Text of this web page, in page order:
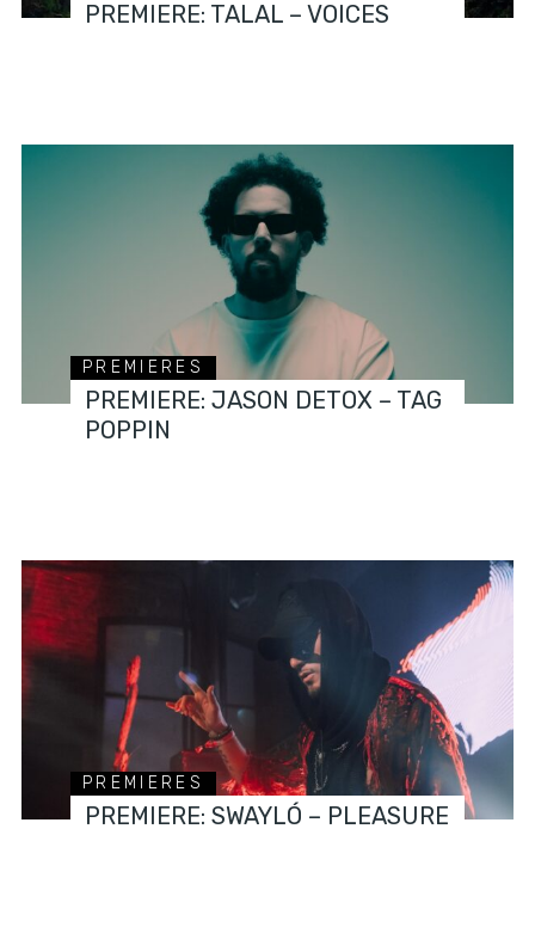
PREMIERE: TALAL – VOICES
PREMIERES
PREMIERE: JASON DETOX – TAG
POPPIN
PREMIERES
PREMIERE: SWAYLÓ – PLEASURE